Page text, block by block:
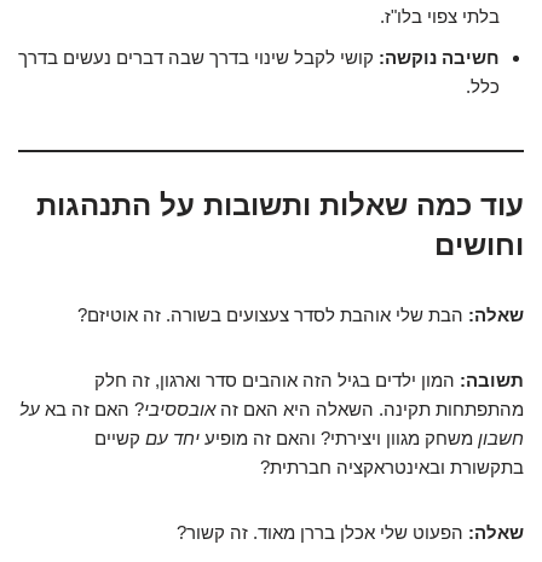
בלתי צפוי בלו"ז.
חשיבה נוקשה: קושי לקבל שינוי בדרך שבה דברים נעשים בדרך
כלל.
עוד כמה שאלות ותשובות על התנהגות
וחושים
שאלה: הבת שלי אוהבת לסדר צעצועים בשורה. זה אוטיזם?
תשובה: המון ילדים בגיל הזה אוהבים סדר וארגון, זה חלק
מהתפתחות תקינה. השאלה היא האם זהאובססיבי? האם זה בא על
חשבון משחק מגוון ויצירתי? והאם זה מופיע יחד עם קשיים
בתקשורת ובאינטראקציה חברתית?
שאלה: הפעוט שלי אכלן בררן מאוד. זה קשור?